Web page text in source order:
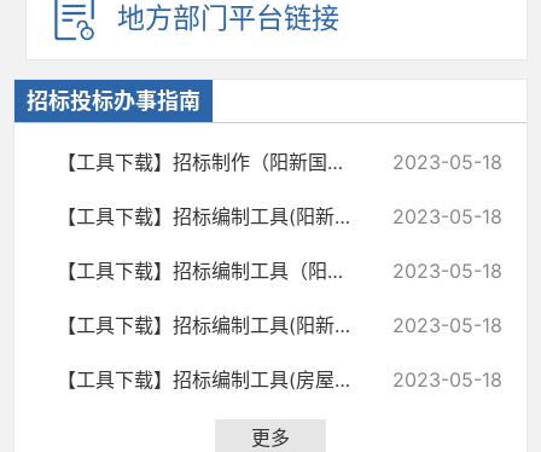
地方部门平台链接
招标投标办事指南
【工具下载】招标制作（阳新国土） 2023-05-18
【工具下载】招标编制工具(阳新水利) 2023-05-18
【工具下载】招标编制工具（阳新交通） 2023-05-18
【工具下载】招标编制工具(阳新高标准农田) 2023-05-18
【工具下载】招标编制工具(房屋市政） 2023-05-18
更多